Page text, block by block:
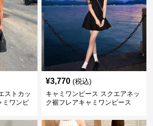
ストカッ
ミワンピ
¥3,770 (税込)
キャミワンピース スクエアネッ
ク裾フレアキャミワンピース